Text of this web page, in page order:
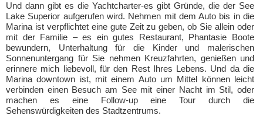
Und dann gibt es die Yachtcharter-es gibt Gründe, die der See
Lake Superior aufgerufen wird. Nehmen mit dem Auto bis in die
Marina ist verpflichtet eine gute Zeit zu geben, ob Sie allein oder
mit der Familie – es ein gutes Restaurant, Phantasie Boote
bewundern, Unterhaltung für die Kinder und malerischen
Sonnenuntergang für Sie nehmen Kreuzfahrten, genießen und
erinnere mich liebevoll, für den Rest Ihres Lebens. Und da die
Marina downtown ist, mit einem Auto um Mittel können leicht
verbinden einen Besuch am See mit einer Nacht im Stil, oder
machen es eine Follow-up eine Tour durch die
Sehenswürdigkeiten des Stadtzentrums.